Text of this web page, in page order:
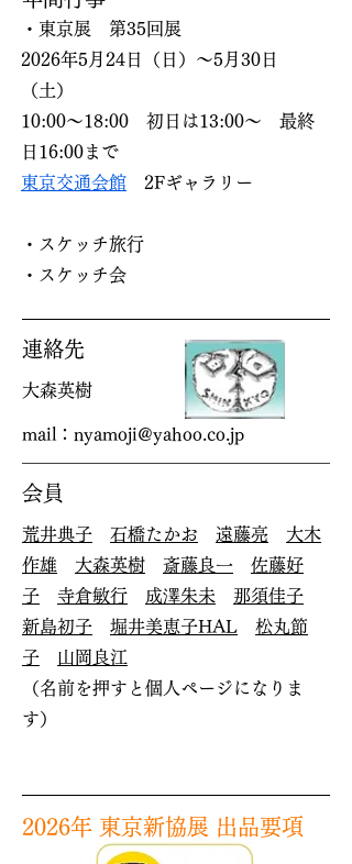
・東京展 第35回展
2026年5月24日（日）～5月30日
（土）
10:00～18:00 初日は13:00～ 最終
日16:00まで​
東京交通会館
2Fギャラリー
​​・スケッチ旅行
​・スケッチ会
連絡先
大森英樹​
mail： nyamoji@yahoo.co.jp
会員
荒井典子 石橋たかお 遠藤亮
大木
作雄
大森英樹 斎藤良一
佐藤好
子
寺倉敏行 成澤朱未
那須佳子
新島初子
堀井美恵子​HAL
松丸節
子
山岡良江
（名前を押すと個人ページになりま
す）
2026年 東京新協展 出品要項